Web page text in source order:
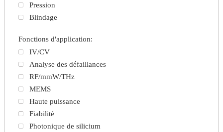
Pression
Blindage
Fonctions d'application:
IV/CV
Analyse des défaillances
RF/mmW/THz
MEMS
Haute puissance
Fiabilité
Photonique de silicium